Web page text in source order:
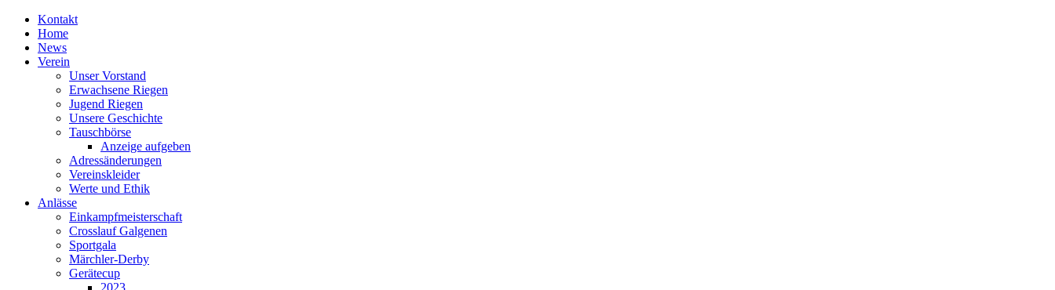
Kontakt
Home
News
Verein
Unser Vorstand
Erwachsene Riegen
Jugend Riegen
Unsere Geschichte
Tauschbörse
Anzeige aufgeben
Adressänderungen
Vereinskleider
Werte und Ethik
Anlässe
Einkampfmeisterschaft
Crosslauf Galgenen
Sportgala
Märchler-Derby
Gerätecup
2023